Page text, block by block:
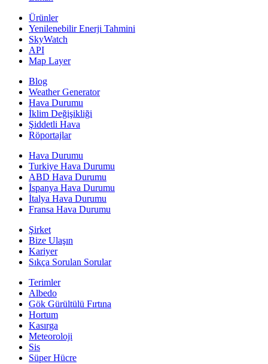
Ürünler
Yenilenebilir Enerji Tahmini
SkyWatch
API
Map Layer
Blog
Weather Generator
Hava Durumu
İklim Değişikliği
Şiddetli Hava
Röportajlar
Hava Durumu
Turkiye Hava Durumu
ABD Hava Durumu
İspanya Hava Durumu
İtalya Hava Durumu
Fransa Hava Durumu
Şirket
Bize Ulaşın
Kariyer
Sıkça Sorulan Sorular
Terimler
Albedo
Gök Gürültülü Fırtına
Hortum
Kasırga
Meteoroloji
Sis
Süper Hücre